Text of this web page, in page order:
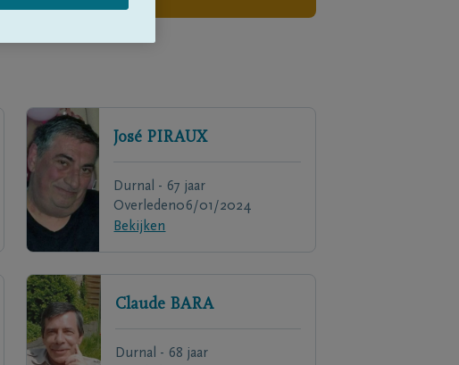
José PIRAUX
Durnal - 67 jaar
Overleden06/01/2024
Bekijken
Claude BARA
Durnal - 68 jaar